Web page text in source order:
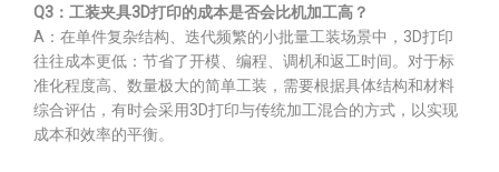
Q3：工装夹具3D打印的成本是否会比机加工高？
A：在单件复杂结构、迭代频繁的小批量工装场景中，3D打印
往往成本更低：节省了开模、编程、调机和返工时间。对于标
准化程度高、数量极大的简单工装，需要根据具体结构和材料
综合评估，有时会采用3D打印与传统加工混合的方式，以实现
成本和效率的平衡。